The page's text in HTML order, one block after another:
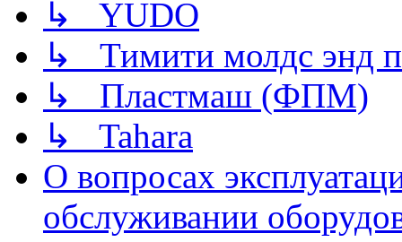
↳ YUDO
↳ Тимити молдс энд
↳ Пластмаш (ФПМ)
↳ Tahara
О вопросах
обслуживании